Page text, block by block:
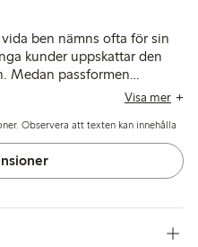
ben nämns ofta för sin
kunder uppskattar den
Medan passformen
problem med
kan vara för långa för
jeansen väl mottagna för
Visa mer
Observera att texten kan innehålla